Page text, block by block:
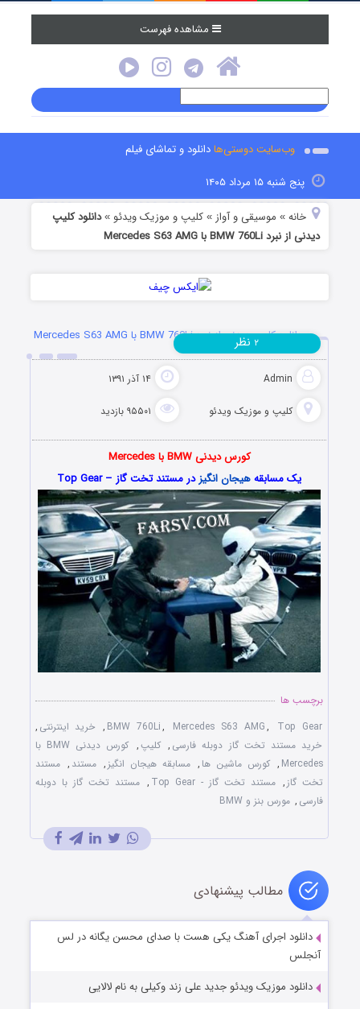
مشاهده فهرست
وب‌سایت دوستی‌هادانلود و تماشای فیلم
پنج شنبه ۱۵ مرداد ۱۴۰۵
خانه » موسیقی و آواز »کلیپ و موزیک ویدئو »دانلود کلیپ
دیدنی از نبرد BMW 760Li با Mercedes S63 AMG
دانلود کلیپ دیدنی از نبرد BMW 760Li با Mercedes S63 AMG
Admin ۱۴ آذر ۱۳۹۱
کلیپ و موزیک ویدئو ۹۵۵۰۱ بازدید
۲ نظر
کورس دیدنی BMW با Mercedes
یک مسابقههیجان انگیزدر مستند تخت گاز – Top Gear
برچسب ها
BMW 760Li, Mercedes S63 AMG, Top Gear
, خرید اینترنتی ,
خرید مستند تخت گاز دوبله فارسی , کلیپ,
کورس دیدنی BMW با
Mercedes
, کورس ماشین ها , مسابقه هیجان انگیز , مستند , مستند
تخت گاز , مستند تخت گاز - Top Gear , مستند تخت گاز با دوبله
فارسی , مورس بنز و BMW
مطالب پیشنهادی
دانلود اجرای آهنگ یکی هست با صدای محسن یگانه در لس
آنجلس
دانلود موزیک ویدئو جدید علی زند وکیلی به نام لالایی